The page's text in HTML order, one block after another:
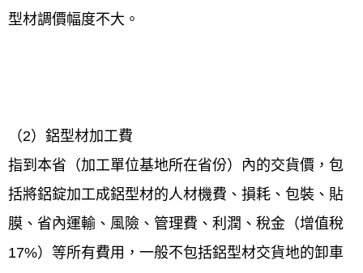
型材調價幅度不大。
（2）鋁型材加工費
指到本省（加工單位基地所在省份）內的交貨價，包
括將鋁錠加工成鋁型材的人材機費、損耗、包裝、貼
膜、省內運輸、風險、管理費、利潤、稅金（增值稅
17%）等所有費用，一般不包括鋁型材交貨地的卸車